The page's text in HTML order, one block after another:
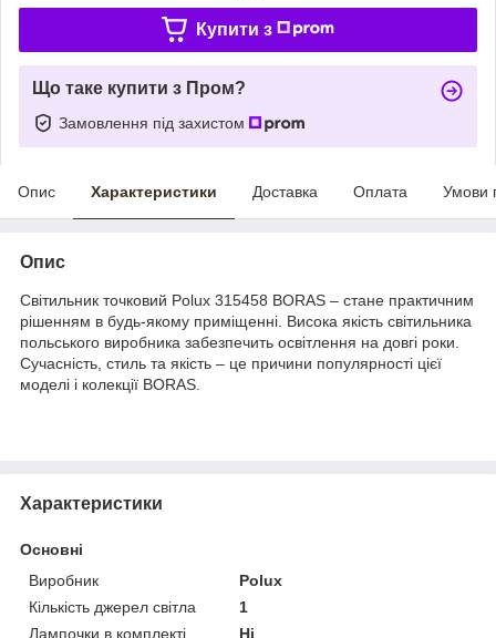
Купити з
Що таке купити з Пром?
Замовлення під захистом
Опис Характеристики Доставка Оплата Умови
Опис
Світильник точковий Polux 315458 BORAS – стане практичним
рішенням в будь-якому приміщенні. Висока якість світильника
польського виробника забезпечить освітлення на довгі роки.
Сучасність, стиль та якість – це причини популярності цієї
моделі і колекції BORAS.
Характеристики
Основні
Виробник
Polux
Кількість джерел світла
1
Лампочки в комплекті
Ні